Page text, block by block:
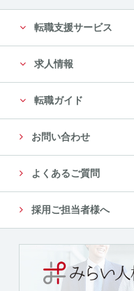
転職支援サービス
求人情報
転職ガイド
お問い合わせ
よくあるご質問
採用ご担当者様へ